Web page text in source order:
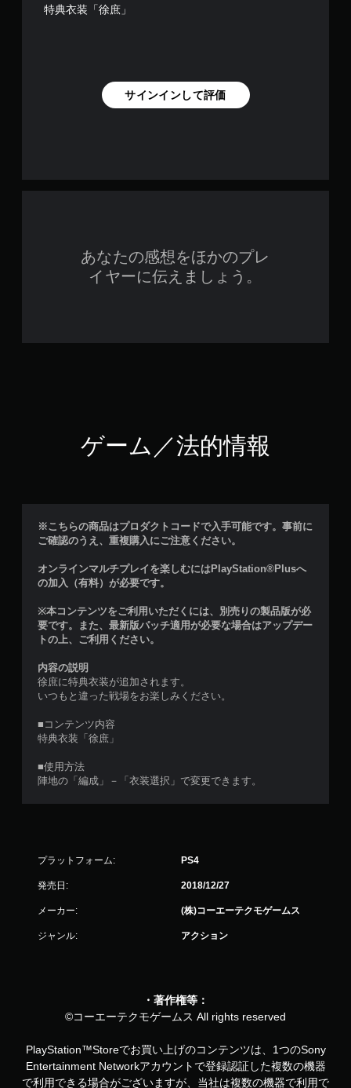
特典衣装「徐庶」
サインインして評価
あなたの感想をほかのプレ
イヤーに伝えましょう。
ゲーム／法的情報
※こちらの商品はプロダクトコードで入手可能です。事前に
ご確認のうえ、重複購入にご注意ください。
オンラインマルチプレイを楽しむにはPlayStation®Plusへ
の加入（有料）が必要です。
※本コンテンツをご利用いただくには、別売りの製品版が必
要です。また、最新版パッチ適用が必要な場合はアップデー
トの上、ご利用ください。
内容の説明
徐庶に特典衣装が追加されます。
いつもと違った戦場をお楽しみください。
■コンテンツ内容
特典衣装「徐庶」
■使用方法
陣地の「編成」－「衣装選択」で変更できます。
プラットフォーム: PS4
発売日: 2018/12/27
メーカー: (株)コーエーテクモゲームス
ジャンル: アクション
・著作権等：
©コーエーテクモゲームス All rights reserved
PlayStation™Storeでお買い上げのコンテンツは、1つのSony
Entertainment Networkアカウントで登録認証した複数の機器
で利用できる場合がございますが、当社は複数の機器で利用で